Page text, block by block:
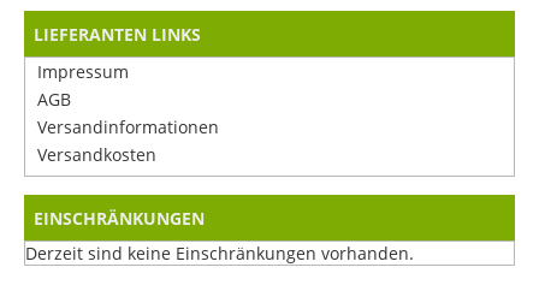
LIEFERANTEN LINKS
Impressum
AGB
Versandinformationen
Versandkosten
EINSCHRÄNKUNGEN
Derzeit sind keine Einschränkungen vorhanden.